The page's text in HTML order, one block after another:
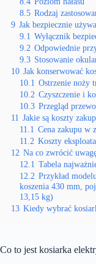
8.5 Rodzaj
9 Jak bezpiecznie
9.1 Wyłącznik
9.2 Odpowiednie
9.3 Stosowanie
10 Jak konserwować
10.1 Ostrzenie noży
10.2 Czyszczenie i
10.3 Przegląd
11 Jakie są koszty
11.1 Cena zakupu w
11.2 Koszty
12 Na co zwrócić
12.1 Tabela
12.2 Przykład
koszenia 430 mm,
13,15 kg)
13 Kiedy wybrać
Co to jest kosiarka